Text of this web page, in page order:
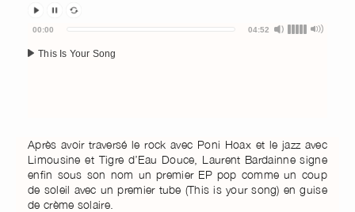
Audio
Player
This Is Your Song
00:00 04:52
Après avoir traversé le rock avec Poni Hoax et le jazz avec
Limousine et Tigre d’Eau Douce, Laurent Bardainne signe
enfin sous son nom un premier EP pop comme un coup
de soleil avec un premier tube (This is your song) en guise
de crème solaire.